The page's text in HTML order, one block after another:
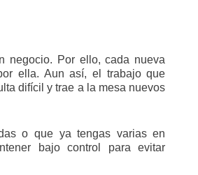
negocio. Por ello, cada nueva
ella. Aun así, el trabajo que
difícil y trae a la mesa nuevos
o que ya tengas varias en
bajo control para evitar